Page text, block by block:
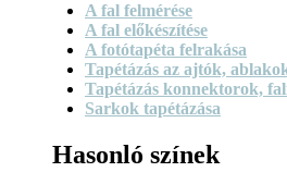
A fal felmérése
A fal előkészítése
A fotótapéta felrakása
Tapétázás az ajtók,
Tapétázás konnektorok,
Sarkok tapétázása
Hasonló színek